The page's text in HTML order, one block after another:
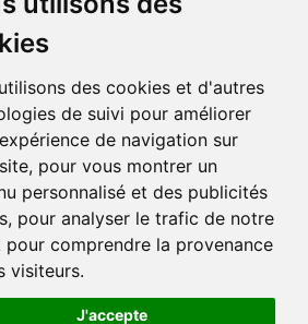
des cookies et d'autres
de suivi pour améliorer
de navigation sur
pour vous montrer un
personnalisé et des publicités
pour analyser le trafic de notre
pour comprendre la provenance
visiteurs.
J'accepte